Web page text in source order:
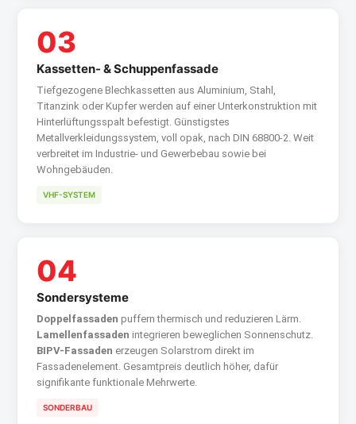
03
Kassetten- & Schuppenfassade
Tiefgezogene Blechkassetten aus Aluminium, Stahl,
Titanzink oder Kupfer werden auf einer Unterkonstruktion mit
Hinterlüftungsspalt befestigt. Günstigstes
Metallverkleidungssystem, voll opak, nach DIN 68800‑2. Weit
verbreitet im Industrie- und Gewerbebau sowie bei
Wohngebäuden.
VHF-SYSTEM
04
Sondersysteme
Doppelfassaden puffern thermisch und reduzieren Lärm.
Lamellenfassaden integrieren beweglichen Sonnenschutz.
BIPV-Fassaden erzeugen Solarstrom direkt im
Fassadenelement. Gesamtpreis deutlich höher, dafür
signifikante funktionale Mehrwerte.
SONDERBAU